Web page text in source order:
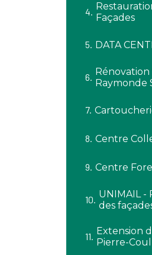
Façades
DATA
Rénovation
Raymonde
Centre
Centre
UNIMAIL -
des
Extension
Pierre-